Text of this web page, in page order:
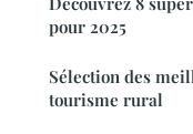
pour 2025
Sélection des
tourisme rural